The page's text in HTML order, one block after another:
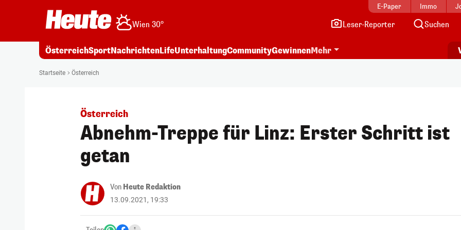
E-Paper Immo
Wien 30° Leser-Reporter Suchen
ÖsterreichSportNachrichtenLifeUnterhaltungCommunityGewinnenMehr
Startseite Österreich
Österreich
Abnehm-Treppe für Linz: Erster Schritt ist
getan
Von Heute Redaktion
13.09.2021, 19:33